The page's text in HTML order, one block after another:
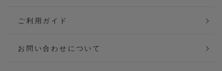
ご利用ガイド
お問い合わせについて